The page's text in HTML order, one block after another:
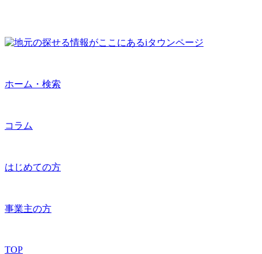
ホーム・検索
コラム
はじめての方
事業主の方
TOP